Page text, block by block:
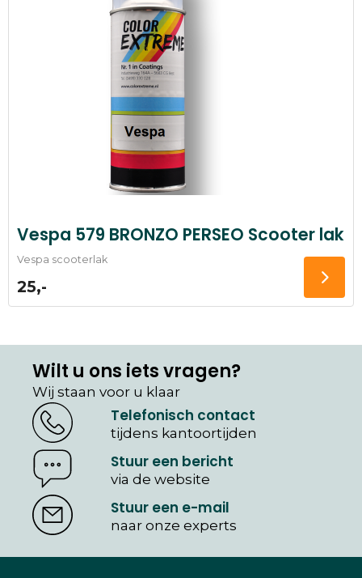
Vespa 579 BRONZO PERSEO Scooter lak
Vespa scooterlak
25,-
Wilt u ons iets vragen?
Wij staan voor u klaar
Telefonisch contact
tijdens kantoortijden
Stuur een bericht
via de website
Stuur een e-mail
naar onze experts